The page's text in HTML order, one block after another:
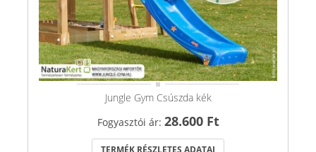
Jungle Gym Csúszda kék
Fogyasztói ár: 28.600 Ft
TERMÉK RÉSZLETES ADATAI